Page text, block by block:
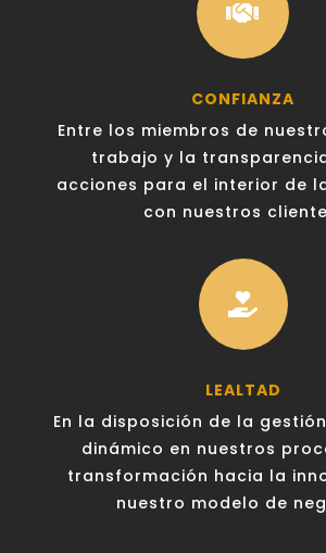

CONFIANZA
Entre los miembros de
trabajo y la
acciones para el interior de
con nuestros

LEALTAD
En la disposición de la
dinámico en nuestros
transformación hacia la
nuestro modelo de